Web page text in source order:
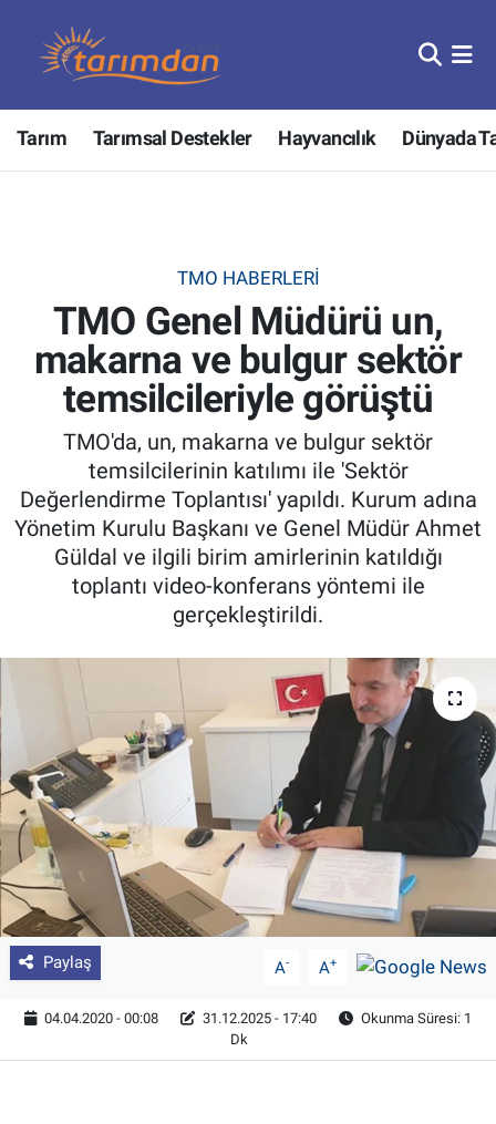
Tarım Tarımsal Destekler Hayvancılık Dünyada
TMO HABERLERI
TMO Genel Müdürü un,
makarna ve bulgur sektör
temsilcileriyle görüştü
TMO'da, un, makarna ve bulgur sektör
temsilcilerinin katılımı ile 'Sektör
Değerlendirme Toplantısı' yapıldı. Kurum adına
Yönetim Kurulu Başkanı ve Genel Müdür Ahmet
Güldal ve ilgili birim amirlerinin katıldığı
toplantı video-konferans yöntemi ile
gerçekleştirildi.
Paylaş A- A+
04.04.2020 - 00:08 31.12.2025 - 17:40
Okunma Süresi: 1
Dk
Tarım
Hayvancılık
Tarımsal Destekler
Tarım Bakanlığı
Tarım Kredi Kooperatifleri
Pankobirlik
Et fiyatları
Yetiştirici Soruyor
Dünyada Tarım
Üretici Birlikleri
Şeker ve Şekerli Mamüller
Tahıllar ve Baklagiller
Nöbetçi Eczaneler
Hava Durumu
Tüm Manşetler
Son Dakika Haberleri